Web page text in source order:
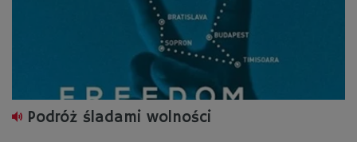
Podróż śladami wolności